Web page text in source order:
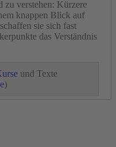
zu verstehen: Kürzere
knappen Blick auf
sie sich fast
das Verständnis
und Texte
)